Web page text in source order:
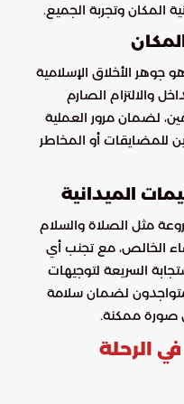
المكان وتجربة الجميع.
جوهر الأخلاق الإسلامية
والالتزام الصارم
لضمان مرور العملية
للمضايقات أو المخاطر
الميدانية
مثل الصلاة والسلام
الخالص، مع تجنب أي
السريعة لتوجيهات
متواجدون لضمان سلامة
صورة ممكنة.
الرحلة